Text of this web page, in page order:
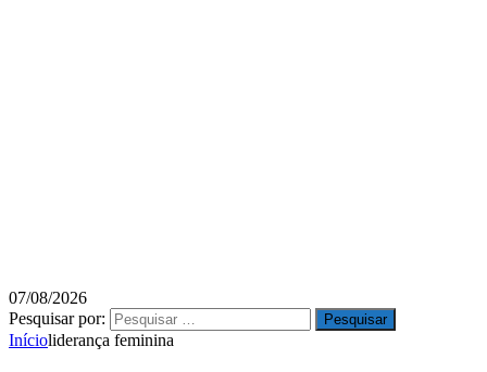
07/08/2026
Pesquisar por:
Inícioliderança feminina